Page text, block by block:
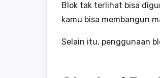
Blok tak terlihat bisa
kamu bisa membangun
Selain itu, penggunaan